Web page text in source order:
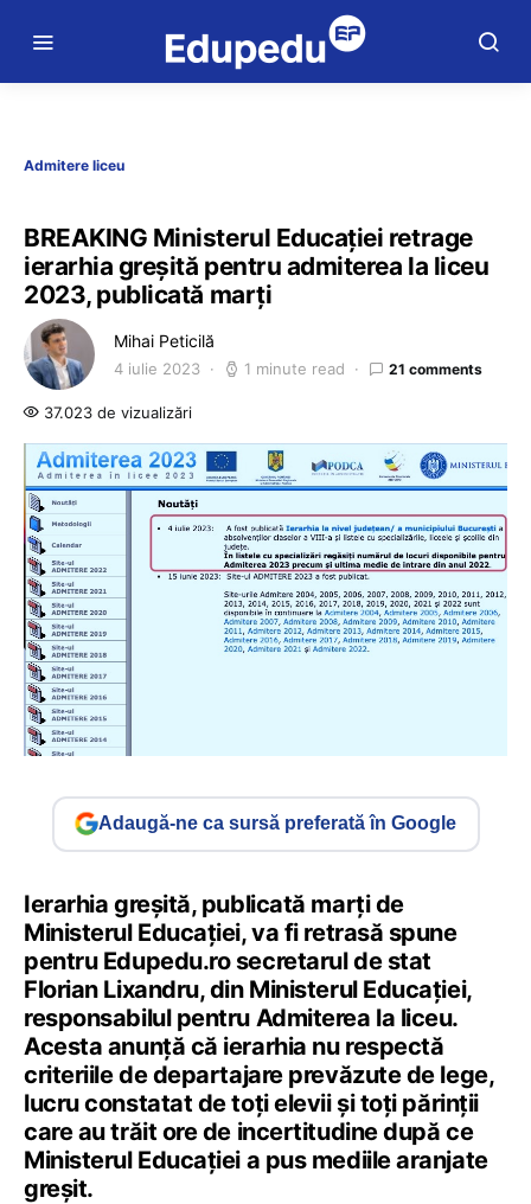
Admitere liceu
BREAKING Ministerul Educației retrage
ierarhia greșită pentru admiterea la liceu
2023, publicată marți
Mihai Peticilă
4 iulie 2023 1 minute read 21 comments
37.023 de vizualizări
Adaugă-ne ca sursă preferată în Google
Ierarhia greșită, publicată marți de
Ministerul Educației, va fi retrasă spune
pentru Edupedu.ro secretarul de stat
Florian Lixandru, din Ministerul Educației,
responsabilul pentru Admiterea la liceu.
Acesta anunță că ierarhia nu respectă
criteriile de departajare prevăzute de lege,
lucru constatat de toți elevii și toți părinții
care au trăit ore de incertitudine după ce
Ministerul Educației a pus mediile aranjate
greșit.